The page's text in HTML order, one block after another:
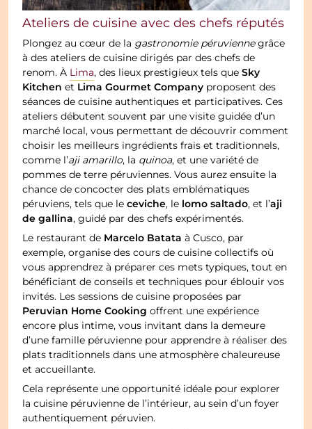
Ateliers de cuisine avec des chefs réputés
Plongez au cœur de lagastronomie péruviennegrâce
à des ateliers de cuisine dirigés par des chefs de
renom. À Lima, des lieux prestigieux tels queSky
Kitchen et Lima Gourmet Company proposent des
séances de cuisine authentiques et participatives. Ces
ateliers débutent souvent par une visite guidée d’un
marché local, vous permettant de découvrir comment
choisir les meilleurs ingrédients frais et traditionnels,
comme l’aji amarillo, la quinoa, et une variété de
pommes de terre péruviennes. Vous aurez ensuite la
chance de concocter des plats emblématiques
péruviens, tels que leceviche, le lomo saltado, et l’aji
de gallina, guidé par des chefs expérimentés.
Le restaurant de Marcelo Batata à Cusco, par
exemple, organise des cours de cuisine collectifs où
vous apprendrez à préparer ces mets typiques, tout en
bénéficiant de conseils et techniques pour éblouir vos
invités. Les sessions de cuisine proposées par
Peruvian Home Cooking offrent une expérience
encore plus intime, vous invitant dans la demeure
d’une famille péruvienne pour apprendre à réaliser des
plats traditionnels dans une atmosphère chaleureuse
et accueillante.
Cela représente une opportunité idéale pour explorer
la cuisine péruvienne de l’intérieur, au sein d’un foyer
authentiquement péruvien.